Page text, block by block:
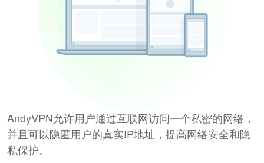
AndyVPN允许用户通过互联网访问一个私密的网络，
并且可以隐匿用户的真实IP地址，提高网络安全和隐
私保护。